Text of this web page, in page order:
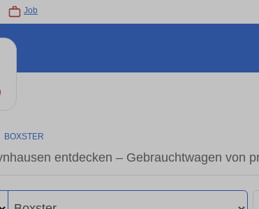
Job
BOXSTER
entdecken – Gebrauchtwagen von